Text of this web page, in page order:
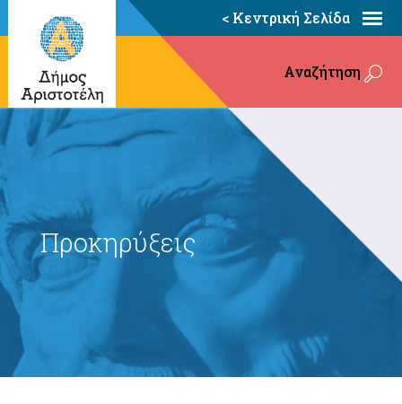
< Κεντρική Σελίδα
Αναζήτηση
Προκηρύξεις